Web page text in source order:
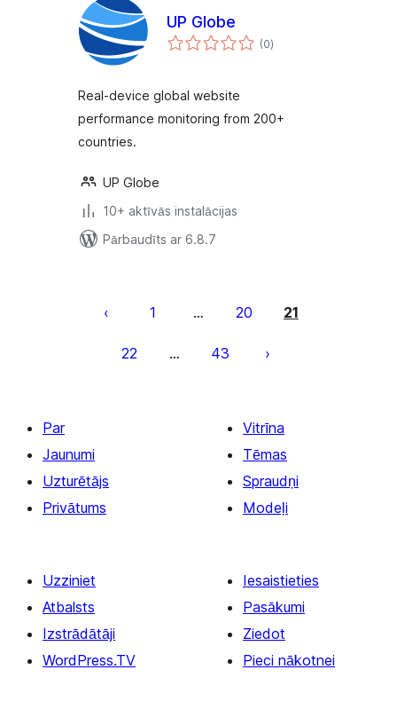
UP Globe
(0vērtējumu
kopsumma
)
Real-device global website
performance monitoring from 200+
countries.
UP Globe
10+ aktīvās instalācijas
Pārbaudīts ar 6.8.7
numerācija
lappusēm
1 … 20 21
22 … 43
Par
Jaunumi
Uzturētājs
Privātums
Vitrīna
Tēmas
Spraudņi
Modeļi
Uzziniet
Atbalsts
Izstrādātāji
WordPress.TV
Iesaistieties
Pasākumi
Ziedot
Pieci nākotnei